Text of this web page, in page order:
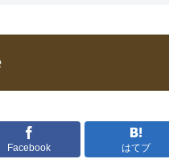
Facebook はてブ